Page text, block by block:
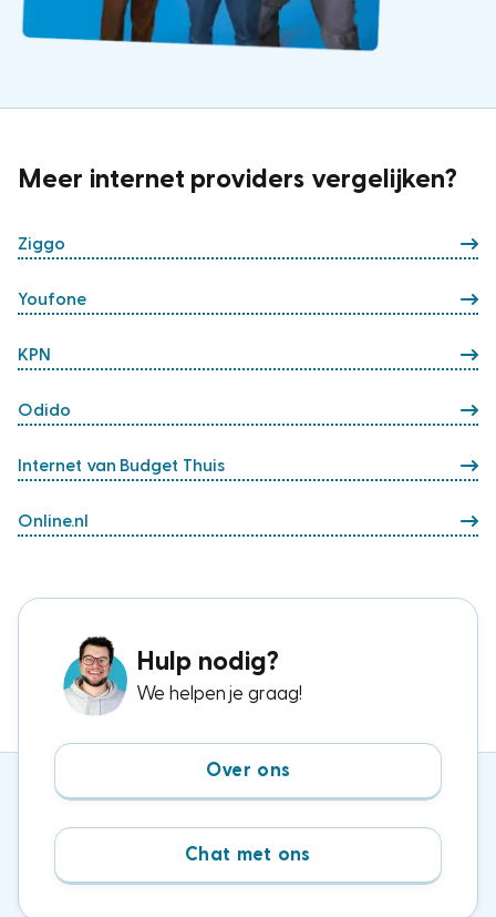
Meer internet providers vergelijken?
Ziggo
Youfone
KPN
Odido
Internet van Budget Thuis
Online.nl
Hulp nodig?
We helpen je graag!
Over ons
Chat met ons